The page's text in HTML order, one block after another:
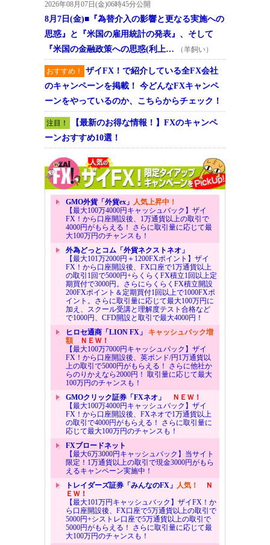
2026年08月07日(金)06時45分公開
8月7日(金)■『為替介入の影響と更なる実施への
思惑』と『米国の雇用統計の発表』、そして
『米国の金融政策への思惑(利上…
（羊飼い）
おすすめ！
ザイFX！で紹介している全FX会社
のキャンペーンを掲載！ 今どんなFXキャンペ
ーンをやっているのか、こちらからチェック！
注目！
【最新のお得な情報！】FXのキャンペ
ーンおすすめ10選！
GMO外貨「外貨ex」 人気上昇中！
【最大100万4000円キャッシュバック】ザイ
FX！から口座開設後、1万通貨以上の取引で
4000円がもらえる！ さらに取引量に応じて最
大100万円のチャンスも！
外為どっとコム「外貨ネクストネオ」
【最大101万2000円＋1200FXポイント】ザイ
FX！から口座開設後、FX口座で1万通貨以上
の取引1回で5000円+らくらくFX積立1回以上定
期買付で3000円。さらにらくらくFX積立開設
200FXポイント＆定期買付1回以上で1000FXポ
イント。さらに取引量に応じて最大100万円に
加え、スクール受講と理解度テスト合格など
で1000円、CFD開設と取引で最大4000円！
ヒロセ通商「LION FX」 キャッシュバック増
額ＮＥＷ！
【最大100万7000円キャッシュバック】ザイ
FX！から口座開設後、英ポンド/円1万通貨以
上の取引で5000円がもらえる！ さらに他社か
らのりかえなら2000円！ 取引量に応じて最大
100万円のチャンスも！
GMOクリック証券「FXネオ」
ＮＥＷ！
【最大100万4000円キャッシュバック】ザイ
FX！から口座開設後、FXネオで1万通貨以上
の取引で4000円がもらえる！ さらに取引量に
応じて最大100万円のチャンスも！
FXブロードネット
【最大6万3000円キャッシュバック】当サイト
限定！1万通貨以上の取引で現金3000円がもら
えるキャンペーン実施中！
トレイダーズ証券「みんなのFX」 人気！
Ｎ
ＥＷ！
【最大101万円キャッシュバック】ザイFX！か
ら口座開設後、FX口座で5万通貨以上の取引で
5000円+シストレ口座で5万通貨以上の取引で
5000円がもらえる！ さらに取引量に応じて最
大100万円のチャンスも！